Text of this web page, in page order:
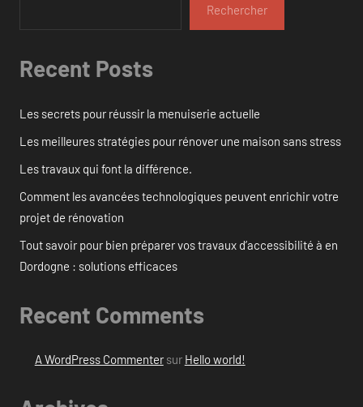
Rechercher
Recent Posts
Les secrets pour réussir la menuiserie actuelle
Les meilleures stratégies pour rénover une maison sans stress
Les travaux qui font la différence.
Comment les avancées technologiques peuvent enrichir votre
projet de rénovation
Tout savoir pour bien préparer vos travaux d’accessibilité à en
Dordogne : solutions efficaces
Recent Comments
A WordPress Commentersur Hello world!